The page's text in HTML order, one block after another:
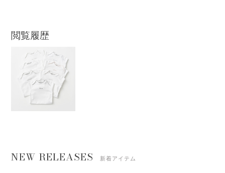
閲覧履歴
NEW RELEASES 新着アイテム